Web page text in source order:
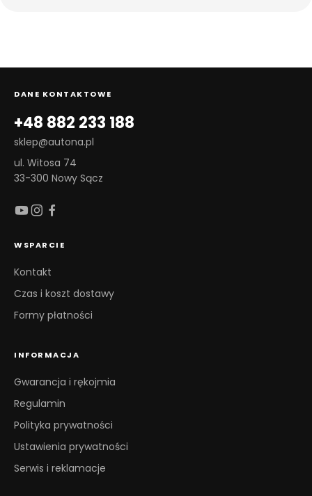
DANE KONTAKTOWE
+48 882 233 188
sklep@autona.pl
ul. Witosa 74
33-300 Nowy Sącz
WSPARCIE
Kontakt
Czas i koszt dostawy
Formy płatności
INFORMACJA
Gwarancja i rękojmia
Regulamin
Polityka prywatności
Ustawienia prywatności
Serwis i reklamacje